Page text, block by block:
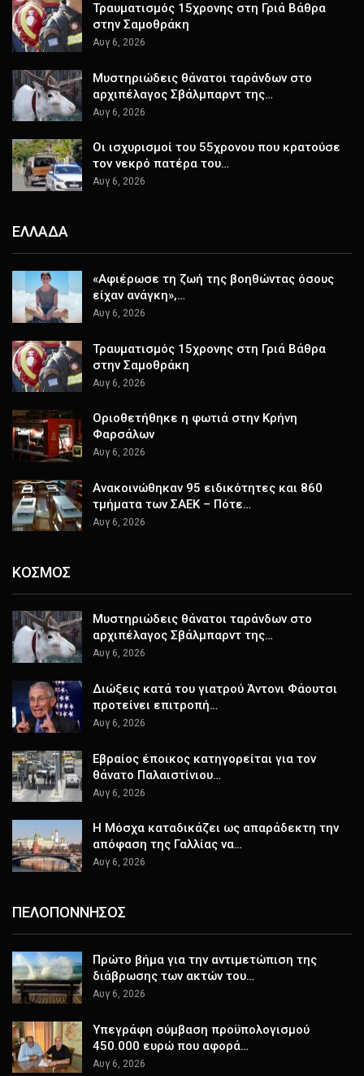
Τραυματισμός 15χρονης στη Γριά Βάθρα
στην Σαμοθράκη
Αυγ 6, 2026
Μυστηριώδεις θάνατοι ταράνδων στο
αρχιπέλαγος Σβάλμπαρντ της…
Αυγ 6, 2026
Οι ισχυρισμοί του 55χρονου που κρατούσε
τον νεκρό πατέρα του…
Αυγ 6, 2026
ΕΛΛΑΔΑ
«Αφιέρωσε τη ζωή της βοηθώντας όσους
είχαν ανάγκη»,…
Αυγ 6, 2026
Τραυματισμός 15χρονης στη Γριά Βάθρα
στην Σαμοθράκη
Αυγ 6, 2026
Οριοθετήθηκε η φωτιά στην Κρήνη
Φαρσάλων
Αυγ 6, 2026
Ανακοινώθηκαν 95 ειδικότητες και 860
τμήματα των ΣΑΕΚ – Πότε…
Αυγ 6, 2026
ΚΟΣΜΟΣ
Μυστηριώδεις θάνατοι ταράνδων στο
αρχιπέλαγος Σβάλμπαρντ της…
Αυγ 6, 2026
Διώξεις κατά του γιατρού Άντονι Φάουτσι
προτείνει επιτροπή…
Αυγ 6, 2026
Εβραίος έποικος κατηγορείται για τον
θάνατο Παλαιστίνιου…
Αυγ 6, 2026
Η Μόσχα καταδικάζει ως απαράδεκτη την
απόφαση της Γαλλίας να…
Αυγ 6, 2026
ΠΕΛΟΠΟΝΝΗΣΟΣ
Πρώτο βήμα για την αντιμετώπιση της
διάβρωσης των ακτών του…
Αυγ 6, 2026
Υπεγράφη σύμβαση προϋπολογισμού
450.000 ευρώ που αφορά…
Αυγ 6, 2026